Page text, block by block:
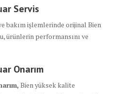
Servis
bakım işlemlerinde orijinal Bien
ürünlerin performansını ve
Onarım
Bien yüksek kalite